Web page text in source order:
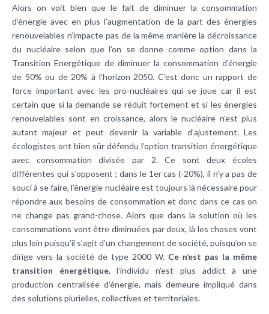
Alors on voit bien que le fait de diminuer la consommation
d’énergie avec en plus l’augmentation de la part des énergies
renouvelables n’impacte pas de la même manière la décroissance
du nucléaire selon que l’on se donne comme option dans la
Transition Energétique de diminuer la consommation d’énergie
de 50% ou de 20% à l’horizon 2050. C’est donc un rapport de
force important avec les pro-nucléaires qui se joue car il est
certain que si la demande se réduit fortement et si les énergies
renouvelables sont en croissance, alors le nucléaire n’est plus
autant majeur et peut devenir la variable d’ajustement. Les
écologistes ont bien sûr défendu l’option transition énergétique
avec consommation divisée par 2. Ce sont deux écoles
différentes qui s’opposent ; dans le 1er cas (-20%), il n’y a pas de
souci à se faire, l’énergie nucléaire est toujours là nécessaire pour
répondre aux besoins de consommation et donc dans ce cas on
ne change pas grand-chose. Alors que dans la solution où les
consommations vont être diminuées par deux, là les choses vont
plus loin puisqu’il s’agit d’un changement de société, puisqu’on se
dirige vers la société de type 2000 W. Ce n’est pas la même
transition énergétique, l’individu n’est plus addict à une
production centralisée d’énergie, mais demeure impliqué dans
des solutions plurielles, collectives et territoriales.